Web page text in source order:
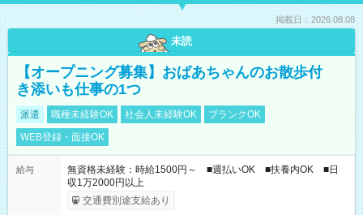
掲載日：2026.08.08
未読
【オープニング募集】おばあちゃんのお散歩付
き添いも仕事の1つ
派遣 職種未経験OK 社会人未経験OK
ブランクOK
WEB登録・面接OK
給与
無資格未経験：時給1500円～ ■週払いOK ■扶養内OK ■日
収1万2000円以上
交通費別途支給あり